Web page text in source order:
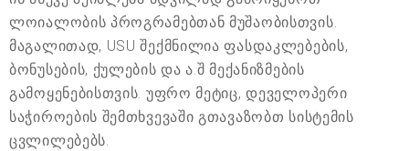
ლოიალობის პროგრამებთან მუშაობისთვის.
მაგალითად, USU შექმნილია ფასდაკლებების,
ბონუსების, ქულების და ა.შ მექანიზმების
გამოყენებისთვის. უფრო მეტიც, დეველოპერი
საჭიროების შემთხვევაში გთავაზობთ სისტემის
ცვლილებებს.